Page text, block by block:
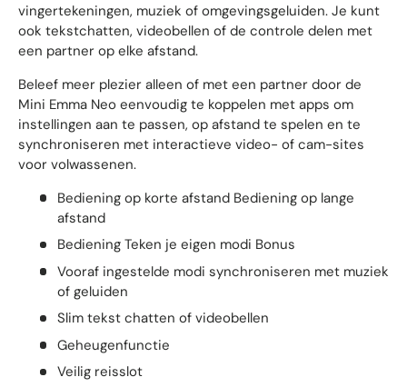
vingertekeningen, muziek of omgevingsgeluiden. Je kunt
ook tekstchatten, videobellen of de controle delen met
een partner op elke afstand.
Beleef meer plezier alleen of met een partner door de
Mini Emma Neo eenvoudig te koppelen met apps om
instellingen aan te passen, op afstand te spelen en te
synchroniseren met interactieve video- of cam-sites
voor volwassenen.
Bediening op korte afstand Bediening op lange
afstand
Bediening Teken je eigen modi Bonus
Vooraf ingestelde modi synchroniseren met muziek
of geluiden
Slim tekst chatten of videobellen
Geheugenfunctie
Veilig reisslot